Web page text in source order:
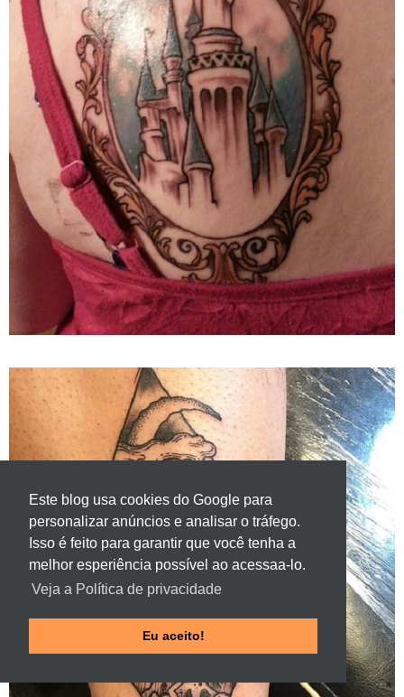
Este blog usa cookies do Google para
personalizar anúncios e analisar o tráfego.
Isso é feito para garantir que você tenha a
melhor esperiência possível ao acessaa-lo.
Veja a Política de privacidade
Eu aceito!